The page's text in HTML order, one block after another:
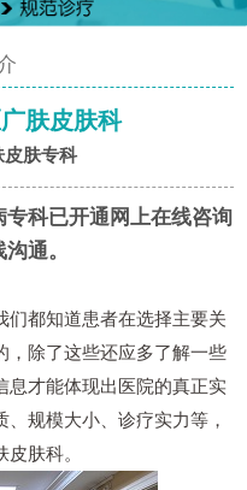
肤皮肤科
肤专科
专科已开通网上在线咨询
通。
都知道患者在选择主要关
，除了这些还应多了解一些
息才能体现出医院的真正实
规模大小、诊疗实力等，
肤科。